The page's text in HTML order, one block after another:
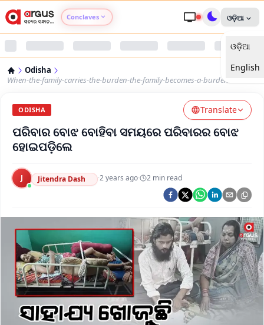
Conclaves
Argus Nari Shakti
Argus Health Connect
Argus Swaad Odisha
Argus Chalo Dekhein Apna Desh
ଓଡ଼ିଆ
ଓଡ଼ିଆ
English
Odisha
When-the-family-carries-the-burden-the-family-becomes-a-burden
ODISHA Translate
ପରିବାର ବୋଝ ବୋହିବା ସମୟରେ ପରିବାରର ବୋଝ
ହୋଇପଡ଼ିଲେ
J Jitendra Dash ·2 years ago· 2 min read